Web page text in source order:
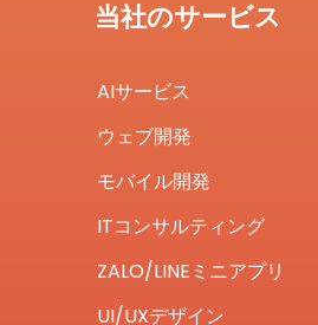
当社のサービス
AIサービス
ウェブ開発
モバイル開発
ITコンサルティング
ZALO/LINEミニアプリ
UI/UXデザイン